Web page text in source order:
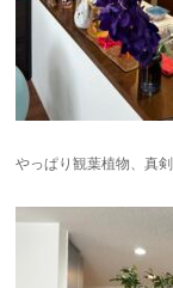
やっぱり観葉植物、真